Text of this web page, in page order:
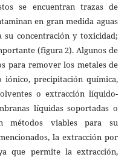
se encuentran trazas de
en gran medida aguas
su concentración y toxicidad;
(figura 2). Algunos de
para remover los metales de
iónico, precipitación química,
o extracción líquido-
líquidas soportadas o
métodos viables para su
la extracción por
que permite la extracción,